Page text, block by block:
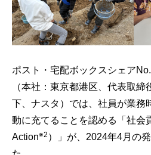
ポスト・宅配ボックスシェア
（本社：東京都港区、代表取
下、ナスタ）では、社員が業務
動に充てることを認める「社会
Action※2 ）」が、2024年4月の